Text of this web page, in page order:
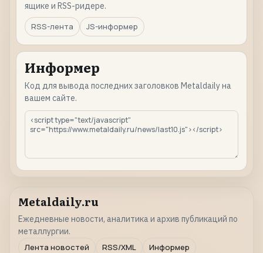
ящике и RSS-ридере.
RSS-лента
JS-информер
Информер
Код для вывода последних заголовков Metaldaily на
вашем сайте.
Metaldaily.ru
Ежедневные новости, аналитика и архив публикаций по
металлургии.
Лента новостей
RSS/XML Информер